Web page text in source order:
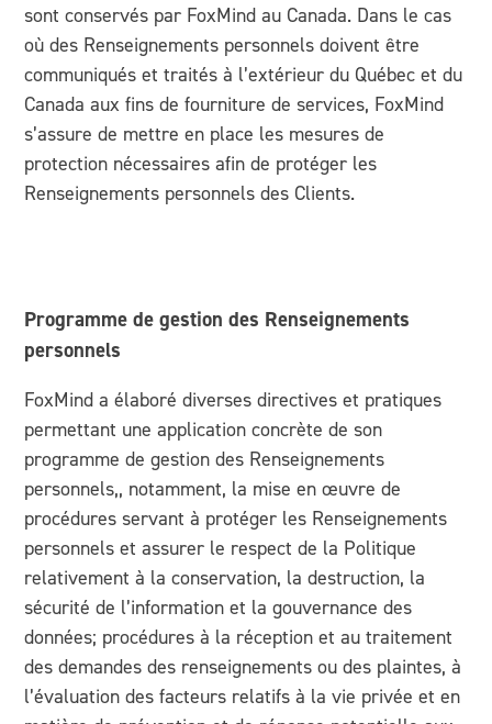
sont conservés par FoxMind au Canada. Dans le cas
où des Renseignements personnels doivent être
communiqués et traités à l’extérieur du Québec et du
Canada aux fins de fourniture de services, FoxMind
s’assure de mettre en place les mesures de
protection nécessaires afin de protéger les
Renseignements personnels des Clients.
Programme de gestion des Renseignements
personnels
FoxMind a élaboré diverses directives et pratiques
permettant une application concrète de son
programme de gestion des Renseignements
personnels,, notamment, la mise en œuvre de
procédures servant à protéger les Renseignements
personnels et assurer le respect de la Politique
relativement à la conservation, la destruction, la
sécurité de l’information et la gouvernance des
données; procédures à la réception et au traitement
des demandes des renseignements ou des plaintes, à
l’évaluation des facteurs relatifs à la vie privée et en